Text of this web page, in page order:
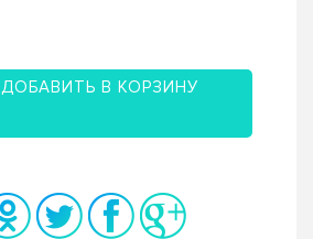
ДОБАВИТЬ В КОРЗИНУ